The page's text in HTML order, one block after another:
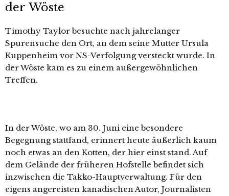
der Wöste
Timothy Taylor besuch­te nach jah­re­lan­ger
Spurensuche den Ort, an dem sei­ne Mutter Ursula
Kuppenheim vor NS-Verfolgung ver­steckt wur­de. In
der Wöste kam es zu einem außer­ge­wöhn­li­chen
Treffen.
In der Wöste, wo am 30. Juni eine beson­de­re
Begegnung statt­fand, erin­nert heu­te äußer­lich kaum
noch etwas an den Kotten, der hier einst stand. Auf
dem Gelände der frü­he­ren Hofstelle befin­det sich
inzwi­schen die Takko-Hauptverwaltung. Für den
eigens ange­reis­ten kana­di­schen Autor, Journalisten